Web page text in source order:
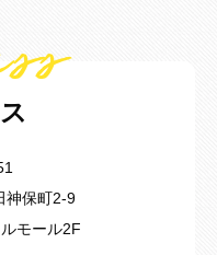
神保町2-9
モール2F